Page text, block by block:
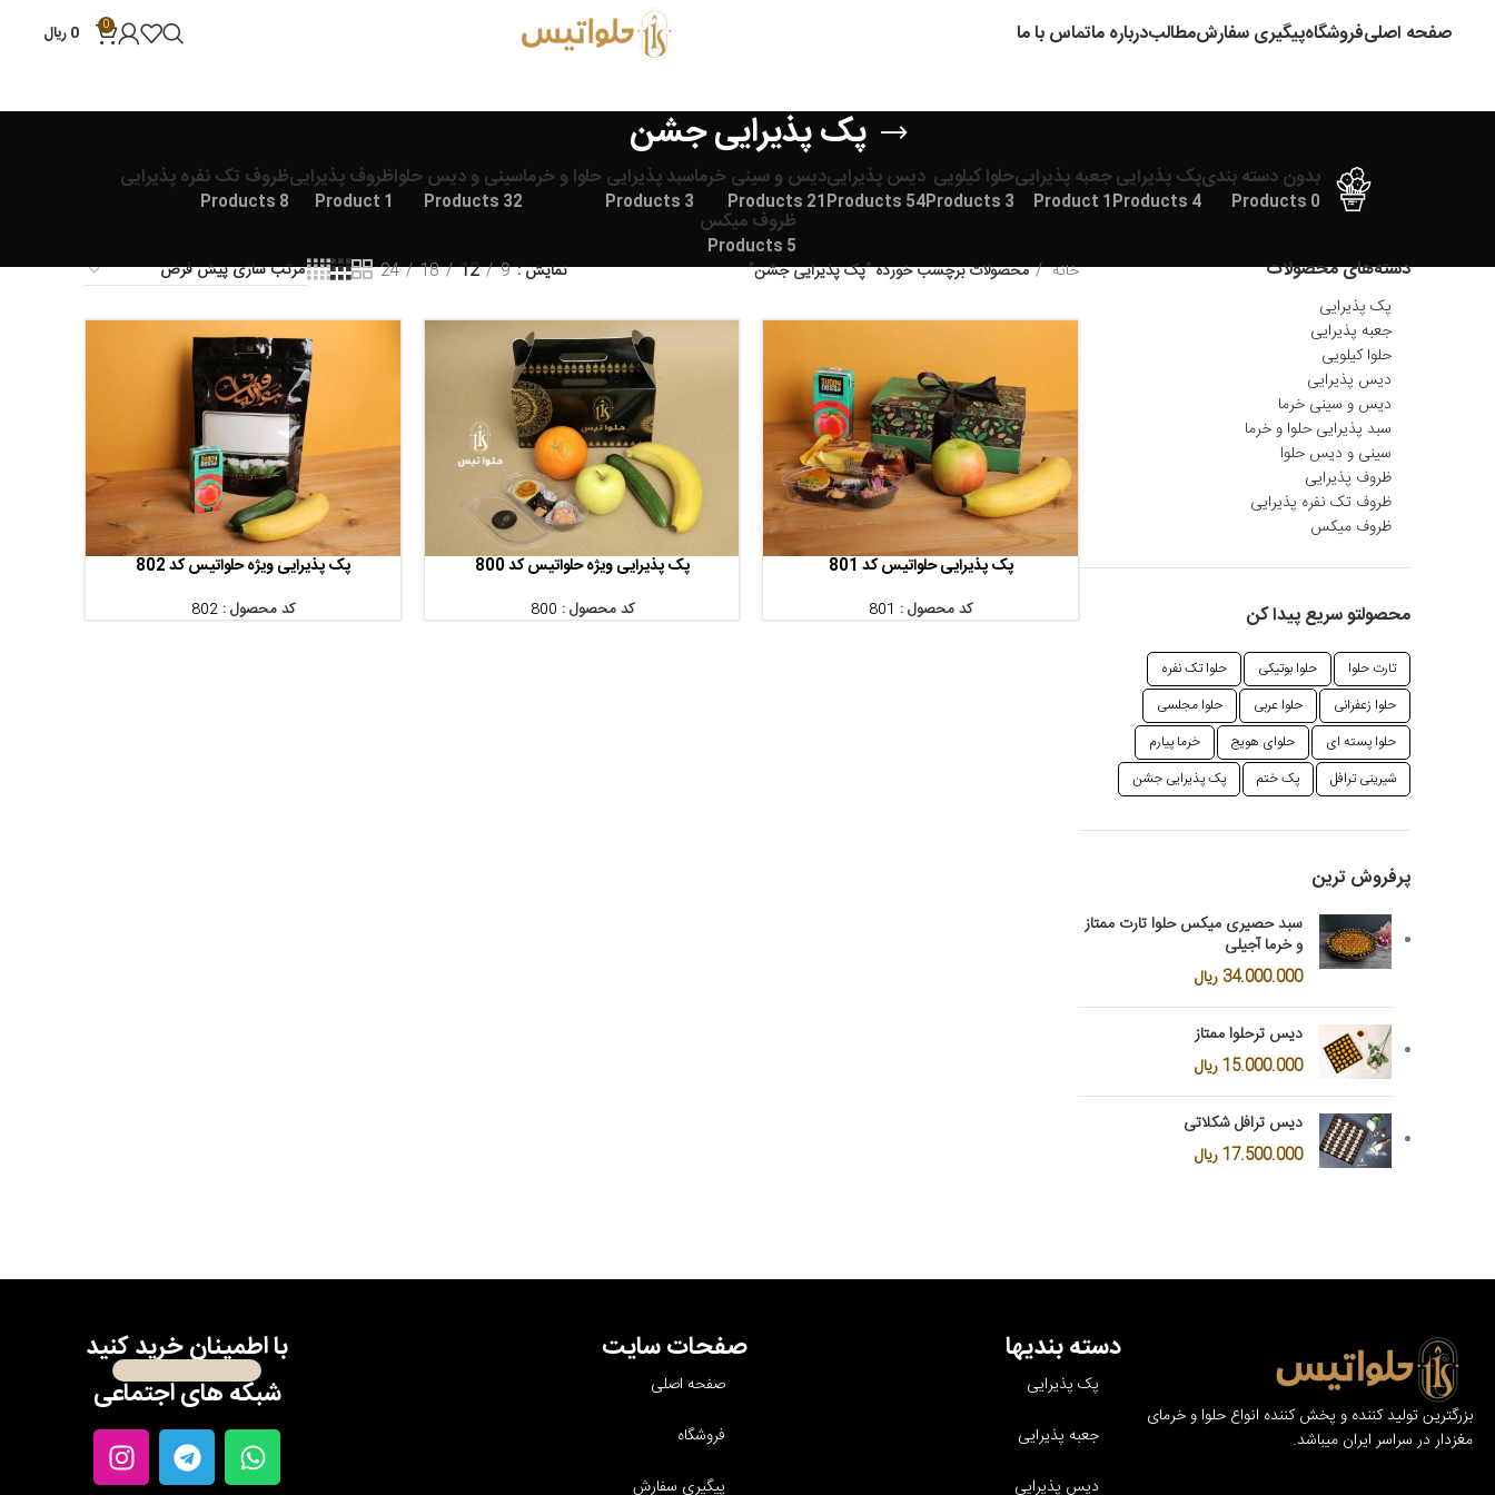
صفحه اصلیفروشگاهپیگیری سفارشمطالبدرباره ماتماس با ما 0
0ریال
پک پذیرایی جشن
بدون دسته بندی
0 Products
پک پذیرایی
4 Products
جعبه پذیرایی
1 Product
حلوا کیلویی
3 Products
دیس پذیرایی
54 Products
دیس و سینی خرما
21 Products
سبد پذیرایی حلوا و خرما
3 Products
سینی و دیس حلوا
32 Products
ظروف پذیرایی
1 Product
ظروف تک نفره پذیرایی
8 Products
ظروف میکس
5 Products
دسته‌های محصولات
پک پذیرایی
جعبه پذیرایی
حلوا کیلویی
دیس پذیرایی
دیس و سینی خرما
سبد پذیرایی حلوا و خرما
سینی و دیس حلوا
ظروف پذیرایی
ظروف تک نفره پذیرایی
ظروف میکس
محصولتو سریع پیدا کن
تارت حلوا حلوا بوتیکی
حلوا تک نفره
حلوا زعفرانی
حلوا عربی
حلوا مجلسی
حلوا پسته ای
حلوای هویج
خرما پیارم
شیرینی ترافل
پک ختم پک پذیرایی جشن
پرفروش ترین
سبد حصیری میکس حلوا تارت ممتاز
و خرما آجیلی
34.000.000 ریال
دیس ترحلوا ممتاز
15.000.000ریال
دیس ترافل شکلاتی
17.500.000ریال
خانه محصولات برچسب خورده “پک پذیرایی جشن” نمایش 9
12
18
24
اطلاعات بیشترپک پذیرایی حلواتیس کد 801
کد محصول : 801
اطلاعات بیشترپک پذیرایی ویژه حلواتیس کد 800
کد محصول : 800
اطلاعات بیشترپک پذیرایی ویژه حلواتیس کد 802
کد محصول :802
بزرگترین تولید کننده و پخش کننده انواع حلوا و خرمای
مغزدار در سراسر ایران میباشد.
دسته بندیها
پک پذیرایی
جعبه پذیرایی
دیس پذیرایی
صفحات سایت
صفحه اصلی
فروشگاه
پیگیری سفارش
با اطمینان خرید کنید
شبکه های اجتماعی